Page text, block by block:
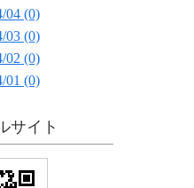
04 (0)
03 (0)
02 (0)
01 (0)
サイト